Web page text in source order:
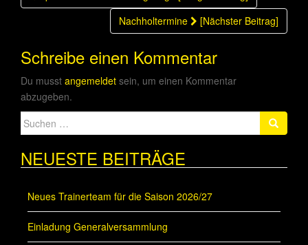
Nachholtermine
[Nächster Beitrag]
Schreibe einen Kommentar
Du musst angemeldet sein, um einen Kommentar
abzugeben.
Suche
nach:
NEUESTE BEITRÄGE
Neues Trainerteam für die Saison 2026/27
Einladung Generalversammlung